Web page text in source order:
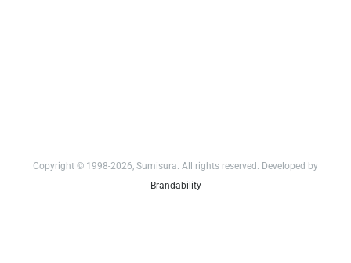
Copyright © 1998-2026, Sumisura. All rights reserved. Developed by
Brandability